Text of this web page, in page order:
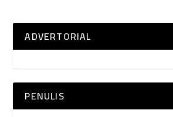
ADVERTORIAL
PENULIS